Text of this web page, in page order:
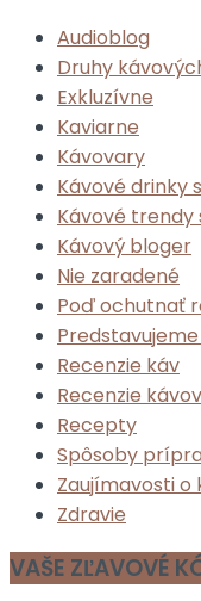
Audioblog
Druhy
Exkluzívne
Kaviarne
Kávovary
Kávové drinky
Kávové
Kávový bloger
Nie zaradené
Poď ochutnať
Recenzie káv
Recenzie
Recepty
Spôsoby
Zaujímavosti o
Zdravie
VAŠE ZĽAVOVÉ